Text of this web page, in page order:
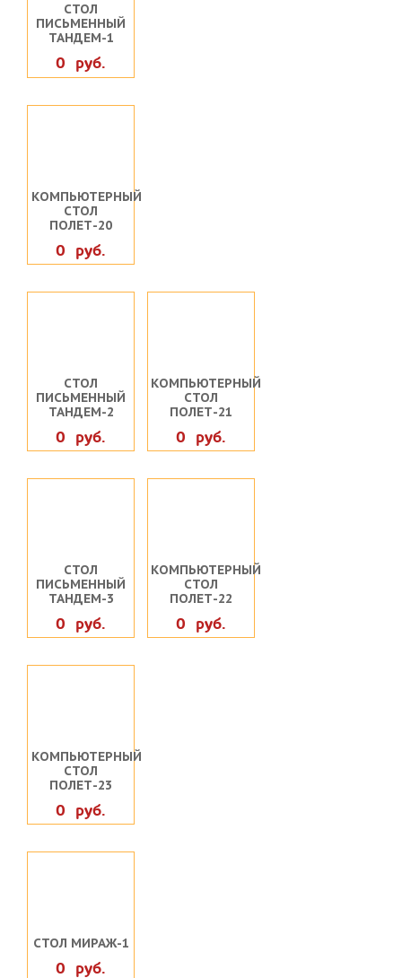
СТОЛ
ПИСЬМЕННЫЙ
ТАНДЕМ-1
0 руб.
КОМПЬЮТЕРНЫЙ
СТОЛ
ПОЛЕТ-20
0 руб.
СТОЛ
ПИСЬМЕННЫЙ
ТАНДЕМ-2
0 руб.
КОМПЬЮТЕРНЫЙ
СТОЛ
ПОЛЕТ-21
0 руб.
СТОЛ
ПИСЬМЕННЫЙ
ТАНДЕМ-3
0 руб.
КОМПЬЮТЕРНЫЙ
СТОЛ
ПОЛЕТ-22
0 руб.
КОМПЬЮТЕРНЫЙ
СТОЛ
ПОЛЕТ-23
0 руб.
СТОЛ МИРАЖ-1
0 руб.